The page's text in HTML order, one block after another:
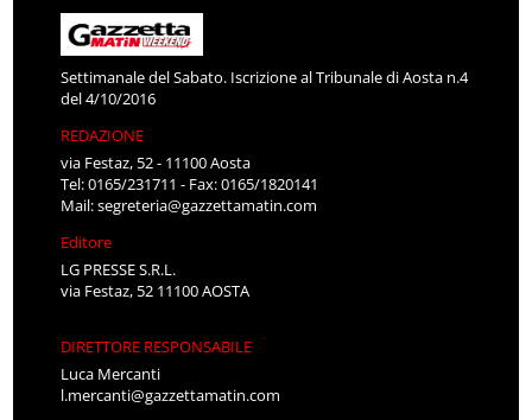
Settimanale del Sabato. Iscrizione al Tribunale di Aosta n.4
del 4/10/2016
REDAZIONE
via Festaz, 52 - 11100 Aosta
Tel: 0165/231711 - Fax: 0165/1820141
Mail:segreteria@gazzettamatin.com
Editore
LG PRESSE S.R.L.
via Festaz, 52 11100 AOSTA
DIRETTORE RESPONSABILE
Luca Mercanti
l.mercanti@gazzettamatin.com